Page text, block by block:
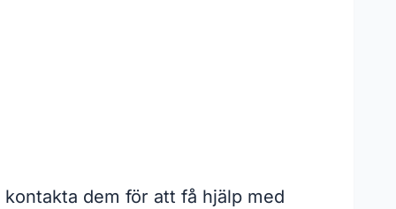
dem för att få hjälp med